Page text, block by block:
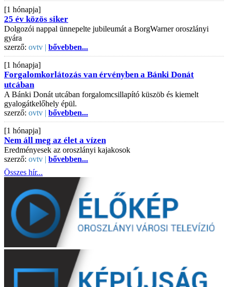
[1 hónapja]
25 év közös siker
Dolgozói nappal ünnepelte jubileumát a BorgWarner oroszlányi
gyára
szerző: ovtv | bővebben...
[1 hónapja]
Forgalomkorlátozás van érvényben a Bánki Donát
utcában
A Bánki Donát utcában forgalomcsillapító küszöb és kiemelt
gyalogátkelőhely épül.
szerző: ovtv | bővebben...
[1 hónapja]
Nem áll meg az élet a vízen
Eredményesek az oroszlányi kajakosok
szerző: ovtv | bővebben...
Összes hír...